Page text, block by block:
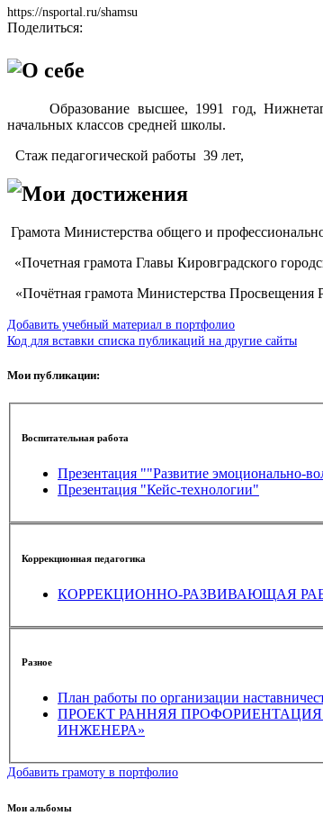
https://nsportal.ru/shamsu
Поделиться:
О себе
Образование высшее, 1991 год,
начальных классов средней школы.
Стаж педагогической работы 39 лет,
Мои достижения
Грамота Министерства общего и
«Почетная грамота Главы Кировградского
«Почётная грамота Министерства Просвещения
Добавить учебный материал в портфолио
Код для вставки списка публикаций на другие сайты
Мои публикации:
Воспитательная работа
Презентация ""Развитие эмоционально-
Презентация "Кейс-технологии"
Коррекционная педагогика
Разное
План работы по организации
ПРОЕКТ РАННЯЯ ПРОФОРИЕНТАЦИЯ ДЕТЕЙ
ИНЖЕНЕРА»
Добавить грамоту в портфолио
Мои альбомы